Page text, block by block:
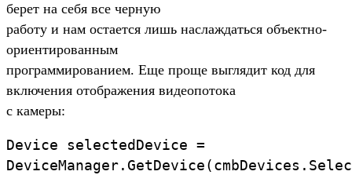
берет на себя все черную
работу и нам остается лишь наслаждаться объектно-
ориентированным
программированием. Еще проще выглядит код для
включения отображения видеопотока
с камеры:
Device selectedDevice =